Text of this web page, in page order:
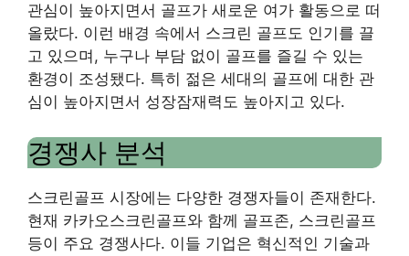
관심이 높아지면서 골프가 새로운 여가 활동으로 떠
올랐다. 이런 배경 속에서 스크린 골프도 인기를 끌
고 있으며, 누구나 부담 없이 골프를 즐길 수 있는
환경이 조성됐다. 특히 젊은 세대의 골프에 대한 관
심이 높아지면서 성장잠재력도 높아지고 있다.
경쟁사 분석
스크린골프 시장에는 다양한 경쟁자들이 존재한다.
현재 카카오스크린골프와 함께 골프존, 스크린골프
등이 주요 경쟁사다. 이들 기업은 혁신적인 기술과